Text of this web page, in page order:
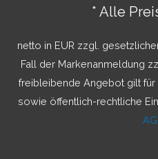
a
h
* Alle
netto in EUR zzgl.
Fall der Markenanmeldung
freibleibende Angebot gilt
sowie öffentlich-rechtliche